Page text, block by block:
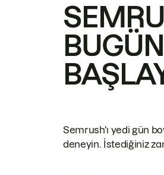
BUGÜN
Semrush'ı yedi gün
deneyin. İstediğiniz